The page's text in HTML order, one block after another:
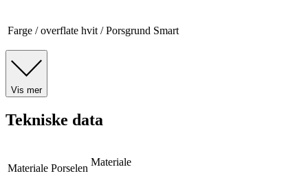
Farge / overflate hvit / Porsgrund Smart
Vis mer
Tekniske data
Materiale Porselen
Materiale